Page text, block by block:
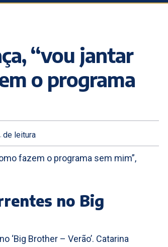
“vou jantar
o programa
de leitura
fazem o programa sem mim”,
no Big
‘Big Brother – Verão’. Catarina